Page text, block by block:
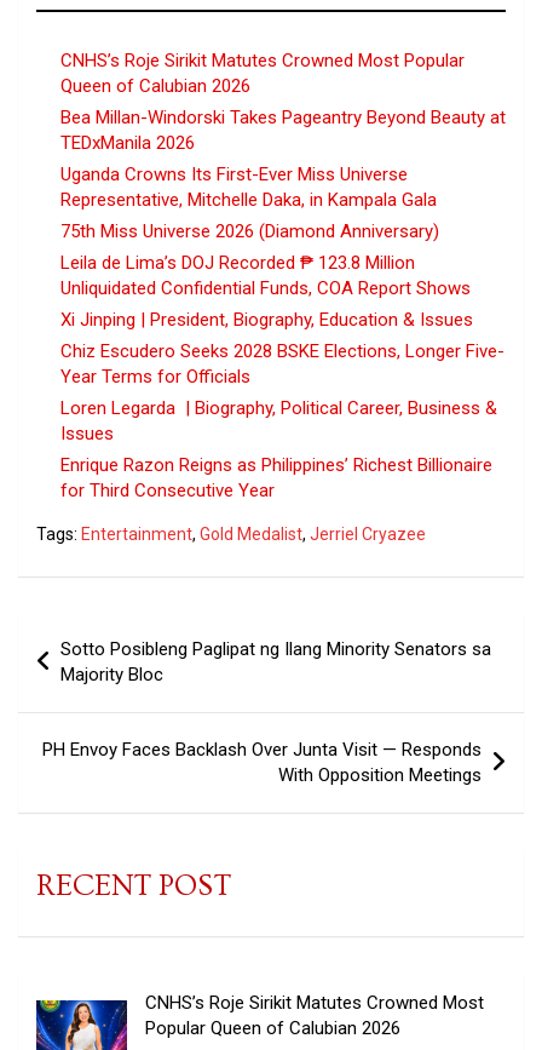
CNHS’s Roje Sirikit Matutes Crowned Most Popular
Queen of Calubian 2026
Bea Millan-Windorski Takes Pageantry Beyond Beauty at
TEDxManila 2026
Uganda Crowns Its First-Ever Miss Universe
Representative, Mitchelle Daka, in Kampala Gala
75th Miss Universe 2026 (Diamond Anniversary)
Leila de Lima’s DOJ Recorded ₱ 123.8 Million
Unliquidated Confidential Funds, COA Report Shows
Xi Jinping | President, Biography, Education & Issues
Chiz Escudero Seeks 2028 BSKE Elections, Longer Five-
Year Terms for Officials
Loren Legarda | Biography, Political Career, Business &
Issues
Enrique Razon Reigns as Philippines’ Richest Billionaire
for Third Consecutive Year
Tags: Entertainment, Gold Medalist, Jerriel Cryazee
navigation
Sotto Posibleng Paglipat ng Ilang Minority Senators sa
Majority Bloc
PH Envoy Faces Backlash Over Junta Visit — Responds
With Opposition Meetings
RECENT POST
CNHS’s Roje Sirikit Matutes Crowned Most
Popular Queen of Calubian 2026